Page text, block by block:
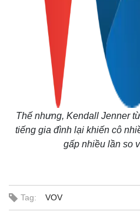
Thế nhưng, Kendall Jenner
tiếng gia đình lại khiến cô
gấp nhiều lần so
Tag: VOV